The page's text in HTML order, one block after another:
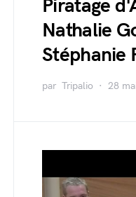
Piratage
Nathalie
Stéphanie
par Tripalio 28